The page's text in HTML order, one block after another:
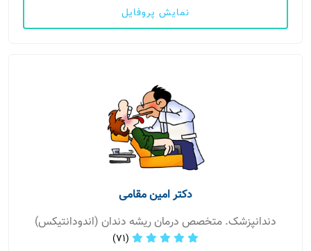
نمایش پروفایل
دکتر امین مقامی
دندانپزشک. متخصص درمان ریشه دندان (اندودانتیکس)
(71)